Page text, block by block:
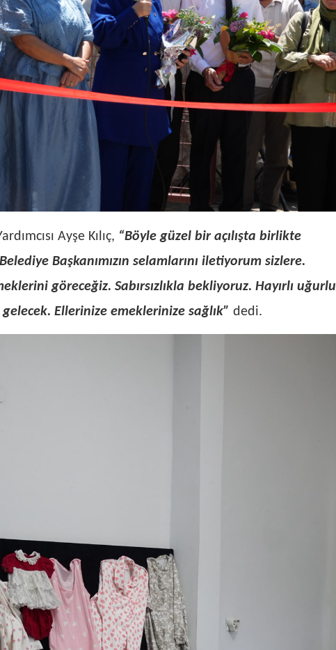
Ayşe Kılıç, “Böyle güzel bir açılışta birlikte
Başkanımızın selamlarını iletiyorum sizlere.
göreceğiz. Sabırsızlıkla bekliyoruz. Hayırlı uğurlu
Ellerinize emeklerinize sağlık” dedi.